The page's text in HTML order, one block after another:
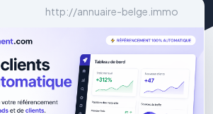
http://annuaire-belge.immo